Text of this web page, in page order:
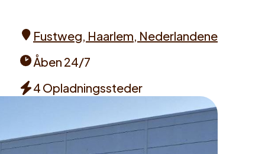
Fustweg, Haarlem, Nederlandene
times
Åben 24/7
4 Opladningssteder